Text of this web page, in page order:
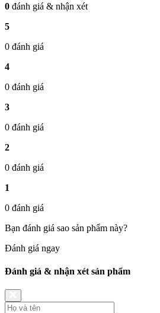
0 đánh giá & nhận xét
5
0 đánh giá
4
0 đánh giá
3
0 đánh giá
2
0 đánh giá
1
0 đánh giá
Bạn đánh giá sao sản phẩm này?
Đánh giá ngay
Đánh giá & nhận xét sản phẩm